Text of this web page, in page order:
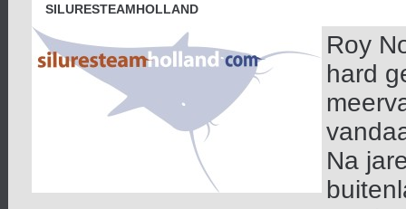
SILURESTEAMHOLLAND
Roy
hard
Na